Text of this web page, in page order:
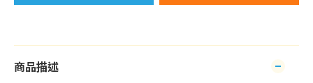
商品描述